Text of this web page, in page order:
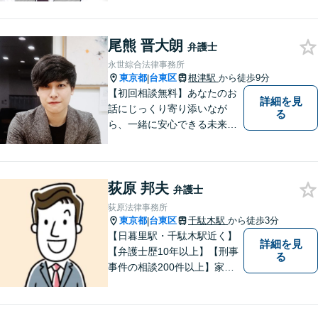
尾熊 晋大朗 弁護士
永世綜合法律事務所
東京都|台東区 根津駅 から徒歩9分
【初回相談無料】あなたのお
話にじっくり寄り添いなが
ら、一緒に安心できる未来を
士」を目指しています。休日
や夜間相談も柔軟に対応【根
津駅9分】
詳細を見
る
荻原 邦夫 弁護士
荻原法律事務所
東京都|台東区 千駄木駅 から徒歩3分
【日暮里駅・千駄木駅近く】
【弁護士歴10年以上】【刑事
事件の相談200件以上】家族
詳細を見
る